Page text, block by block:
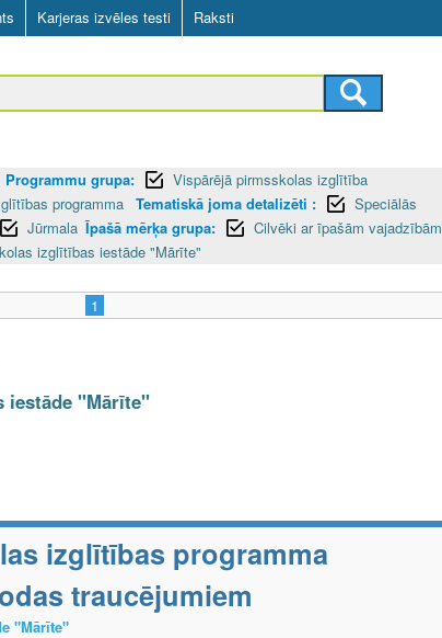
Karjeras izvēles testi Raksti
Programmu grupa:
Vispārējā pirmsskolas izglītība
programma Tematiskā joma detalizēti :
Speciālās
Jūrmala Īpašā mērķa grupa:
Cilvēki ar īpašām vajadzībām
izglītības iestāde "Mārīte"
1
iestāde "Mārīte"
izglītības programma
traucējumiem
"Mārīte"